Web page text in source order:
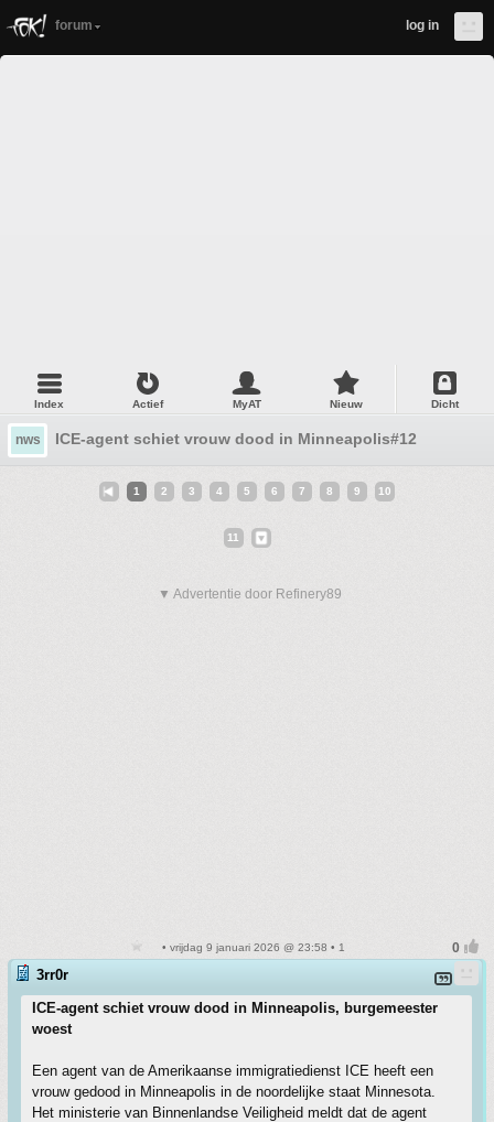
forum log in
Index Actief MyAT Nieuw Dicht
nws ICE-agent schiet vrouw dood in Minneapolis#12
1 2 3 4 5 6 7 8 9 10
11
▼ Advertentie door Refinery89
• vrijdag 9 januari 2026 @ 23:58 • 1
3rr0r
ICE-agent schiet vrouw dood in Minneapolis, burgemeester
woest
Een agent van de Amerikaanse immigratiedienst ICE heeft een
vrouw gedood in Minneapolis in de noordelijke staat Minnesota.
Het ministerie van Binnenlandse Veiligheid meldt dat de agent